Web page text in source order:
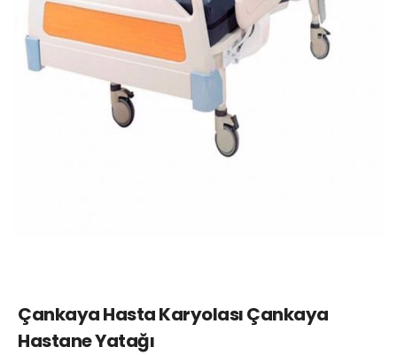
Çankaya Hasta Karyolası Çankaya
Hastane Yatağı